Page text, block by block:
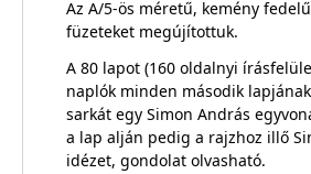
Az A/5-ös méretű, kemény
füzeteket megújítottuk.
A 80 lapot (160 oldalnyi
naplók minden második
sarkát egy Simon András
a lap alján pedig a rajzhoz illő
idézet, gondolat olvasható.